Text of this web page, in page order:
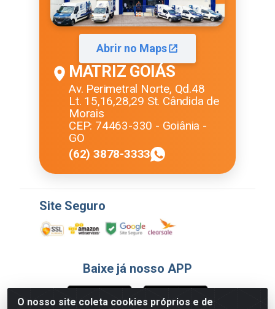
O nosso site coleta cookies próprios e de
Abrir no Maps
MATRIZ GOIÁS
Av. Perimetral Norte, Qd.48
Lt. 15,16,28,29 St. Cândida de
Morais
CEP: 74463-330 - Goiânia -
GO
(62) 3878-3333
Site Seguro
Baixe já nosso APP